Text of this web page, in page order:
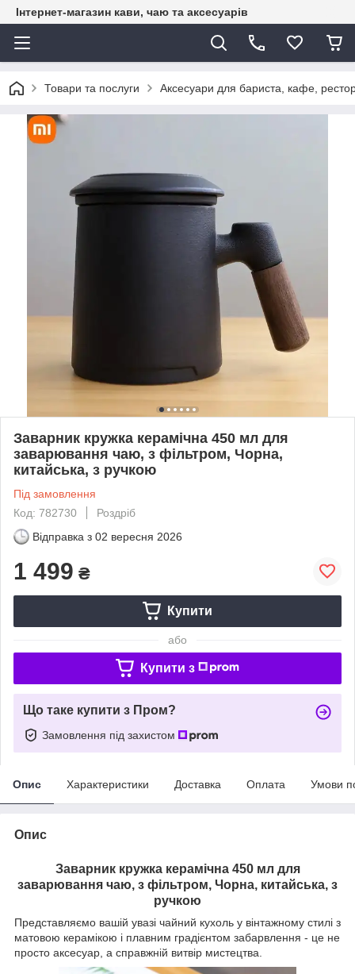
Інтернет-магазин кави, чаю та аксесуарів
Товари та послуги Аксесуари для бариста, кафе,
Заварник кружка керамічна 450 мл для
заварювання чаю, з фільтром, Чорна,
китайська, з ручкою
Під замовлення
Код: 782730
Роздріб
Відправка з 02 вересня 2026
1 499 ₴
Купити
або
Купити з
Що таке купити з Пром?
Замовлення під захистом
Опис Характеристики Доставка Оплата Умови
Опис
Заварник кружка керамічна 450 мл для
заварювання чаю, з фільтром, Чорна, китайська, з
ручкою
Представляємо вашій увазі чайний кухоль у вінтажному стилі з
матовою керамікою і плавним градієнтом забарвлення - це не
просто аксесуар, а справжній витвір мистецтва.